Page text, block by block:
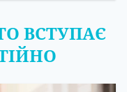
ВСТУПАЄ